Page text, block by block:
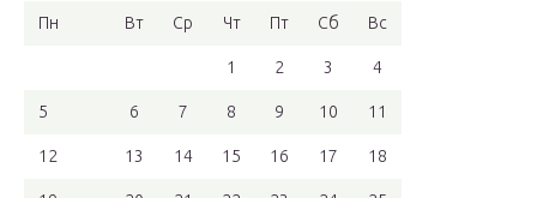
Пн Вт Ср Чт Пт Сб Вс
1 2 3 4
5 6 7 8 9 10 11
12 13 14 15 16 17 18